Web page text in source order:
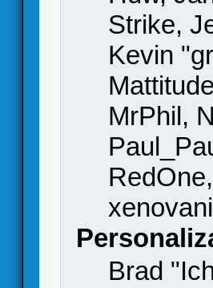
Strike,
Kevin
MrPhil,
Brad